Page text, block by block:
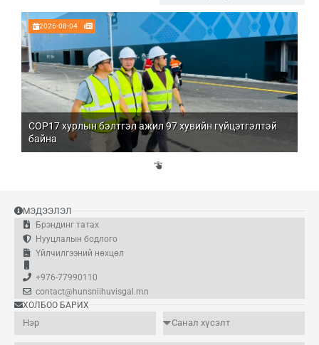
2026-08-04
COP17 хурлын бэлтгэл ажил 97 хувийн гүйцэтгэлтэй
байна
МЭДЭЭЛЭЛ
Брэндинг татах
Нууцлалын бодлого
Үйлчилгээний нөхцөл
+976-77990110
contact@hunsniihuvisgal.mn
ХОЛБОО БАРИХ